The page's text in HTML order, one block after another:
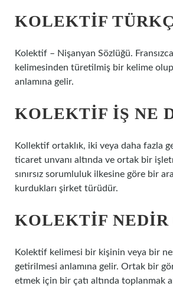
KOLEKTIF
Kolektif – Nişanyan Sözlüğü.
kelimesinden türetilmiş bir kelime
anlamına gelir.
KOLEKTIF IŞ NE
Kollektif ortaklık, iki veya daha fazla
ticaret unvanı altında ve ortak bir
sınırsız sorumluluk ilkesine göre bir
kurdukları şirket türüdür.
KOLEKTIF NEDIR
Kolektif kelimesi bir kişinin veya bir
getirilmesi anlamına gelir. Ortak bir
etmek için bir çatı altında toplanmak